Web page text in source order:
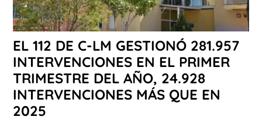
EL 112 DE C-LM GESTIONÓ 281.957
INTERVENCIONES EN EL PRIMER
TRIMESTRE DEL AÑO, 24.928
INTERVENCIONES MÁS QUE EN
2025